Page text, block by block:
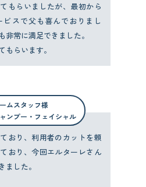
もらいましたが、最初から
スで父も喜んでおりまし
非常に満足できました。
もらいます。
ムスタッフ様
ンプー・フェイシャル
おり、利用者のカットを頼
おり、今回エルターレさん
ました。